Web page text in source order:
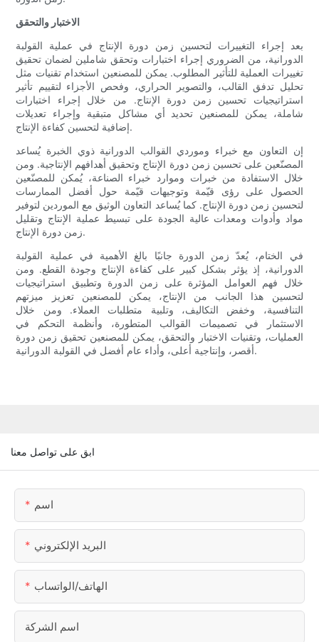
الاختبار والتحقق
بعد إجراء التغييرات لتحسين زمن دورة الإنتاج في عملية القولبة
الدورانية، من الضروري إجراء اختبارات وتحقق شاملين لضمان تحقيق
تغييرات العملية للتأثير المطلوب. يمكن للمصنعين استخدام تقنيات مثل
تحليل تدفق القالب، والتصوير الحراري، وفحص الأجزاء لتقييم تأثير
استراتيجيات تحسين زمن دورة الإنتاج. من خلال إجراء اختبارات
شاملة، يمكن للمصنعين تحديد أي مشاكل متبقية وإجراء تعديلات
إضافية لتحسين كفاءة الإنتاج.
إن التعاون مع خبراء وموردي القوالب الدورانية ذوي الخبرة يُساعد
المصنّعين على تحسين زمن دورة الإنتاج وتحقيق أهدافهم الإنتاجية. ومن
خلال الاستفادة من خبرات وموارد خبراء الصناعة، يُمكن للمصنّعين
الحصول على رؤى قيّمة وتوجيهات قيّمة حول أفضل الممارسات
لتحسين زمن دورة الإنتاج. كما يُساعد التعاون الوثيق مع الموردين لتوفير
مواد وأدوات ومعدات عالية الجودة على تبسيط عملية الإنتاج وتقليل
زمن دورة الإنتاج.
في الختام، يُعدّ زمن الدورة جانبًا بالغ الأهمية في عملية القولبة
الدورانية، إذ يؤثر بشكل كبير على كفاءة الإنتاج وجودة القطع. ومن
خلال فهم العوامل المؤثرة على زمن الدورة وتطبيق استراتيجيات
لتحسين هذا الجانب من الإنتاج، يمكن للمصنعين تعزيز ميزتهم
التنافسية، وخفض التكاليف، وتلبية متطلبات العملاء. ومن خلال
الاستثمار في تصميمات القوالب المتطورة، وأنظمة التحكم في
العمليات، وتقنيات الاختبار والتحقق، يمكن للمصنعين تحقيق زمن دورة
أقصر، وإنتاجية أعلى، وأداء عام أفضل في القولبة الدورانية.
ابق على تواصل معنا
اسم
البريد الإلكتروني
الهاتف/الواتساب
اسم الشركة